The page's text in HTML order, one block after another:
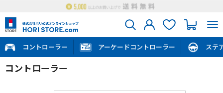
コントローラー アーケードコントローラー ステ
コントローラー